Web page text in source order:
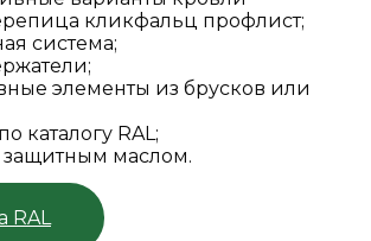
кликфальц профлист;
система;
элементы из брусков или
каталогу RAL;
маслом.
RAL